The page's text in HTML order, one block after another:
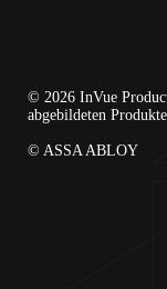
© 2026 InVue
abgebildeten
© ASSA ABLOY